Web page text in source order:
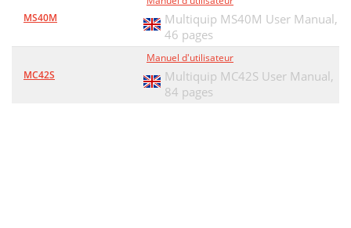
MS40M
Multiquip MS40M User Manual,
46 pages
MC42S
Manuel d'utilisateur
Multiquip MC42S User Manual,
84 pages